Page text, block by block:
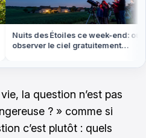
Nuits des Étoiles ce week-end: où
observer le ciel gratuitement
la question n’est pas
? » comme si
c’est plutôt : quels